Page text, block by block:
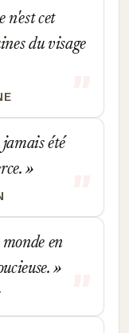
n'est cet
du visage
été
en